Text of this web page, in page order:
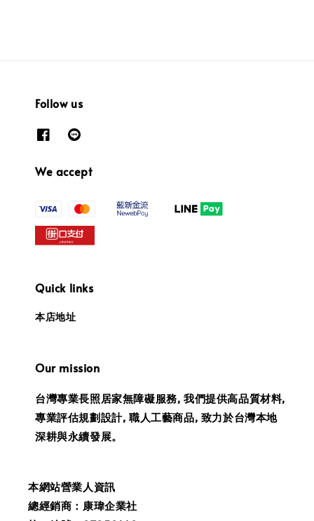
Follow us
We accept
Quick links
本店地址
Our mission
台灣專業長照居家無障礙服務, 我們提供高品質材料,
專業評估規劃設計, 職人工藝商品, 致力於台灣本地
深耕與永續發展。
本網站營業人資訊
總經銷商：康瑋企業社